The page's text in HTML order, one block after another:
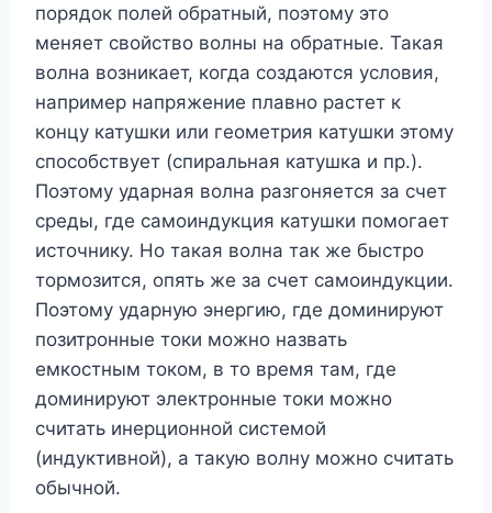
порядок полей обратный, поэтому это
меняет свойство волны на обратные. Такая
волна возникает, когда создаются условия,
например напряжение плавно растет к
концу катушки или геометрия катушки этому
способствует (спиральная катушка и пр.).
Поэтому ударная волна разгоняется за счет
среды, где самоиндукция катушки помогает
источнику. Но такая волна так же быстро
тормозится, опять же за счет самоиндукции.
Поэтому ударную энергию, где доминируют
позитронные токи можно назвать
емкостным током, в то время там, где
доминируют электронные токи можно
считать инерционной системой
(индуктивной), а такую волну можно считать
обычной.